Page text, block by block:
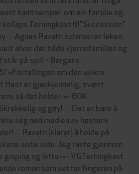
kammerspel om ein familie og
kollaps.Terningkast 6!"Succession"
... Agnes Ravatn balanserer leken
alvor der både kjernefamilien og
på spill.- Bergens
«Fortellingen om den usikre
er gjenkjennelig, svært
så det holder.»- BOK
og gøy! ... Det er bare å
seg ned med en av høstens
... Ravatn [klarer] å holde på
siste side. Jeg raste gjennom
gisping og latter»- VGTerningkast
roman som setter fingeren på